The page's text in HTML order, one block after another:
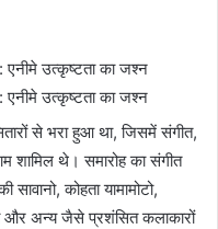
से भरा हुआ था, जिसमें संगीत,
शामिल थे। समारोह का संगीत
कोहता यामामोटो,
और अन्य जैसे प्रशंसित कलाकारों